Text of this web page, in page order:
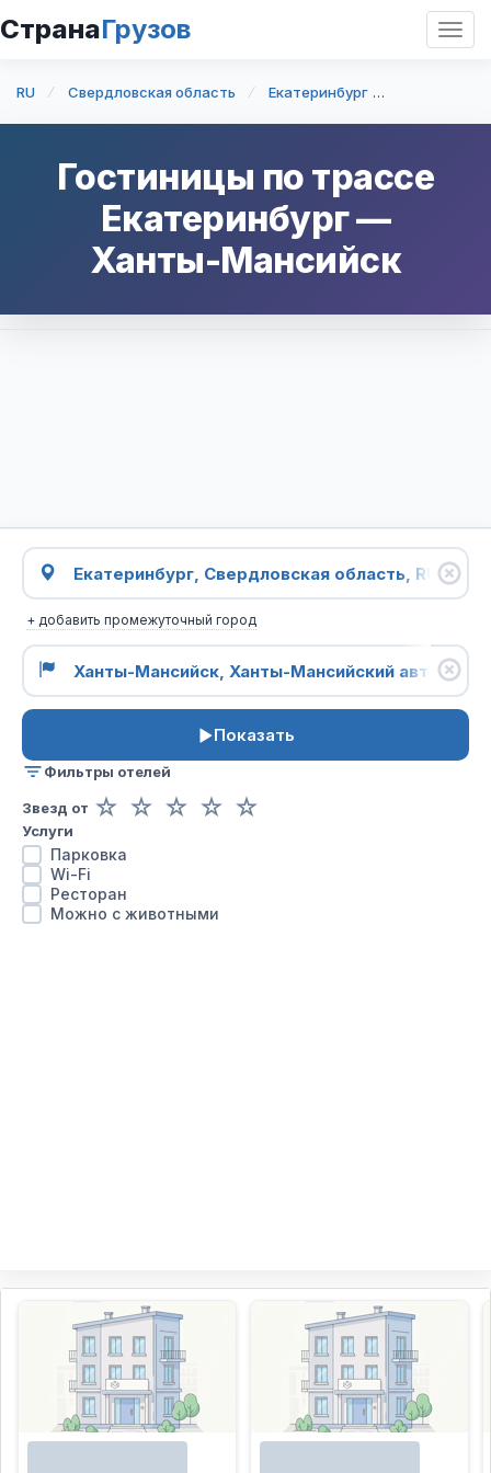
СтранаГрузов
RU Свердловская область Екатеринбург
Гостиницы по трассе
Екатеринбург—
Ханты-Мансийск
+ добавить промежуточный город
Показать
Фильтры отелей
Звезд от ☆ ☆ ☆ ☆ ☆
Услуги
Парковка
Wi-Fi
Ресторан
Можно с животными